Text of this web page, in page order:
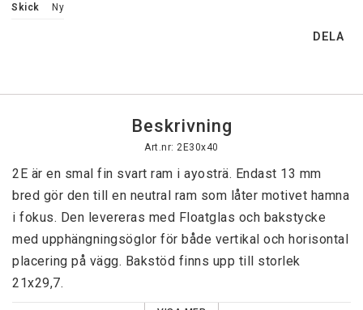
Skick Ny
DELA
Beskrivning
Art.nr: 2E30x40
2E är en smal fin svart ram i ayosträ. Endast 13 mm
bred gör den till en neutral ram som låter motivet hamna
i fokus. Den levereras med Floatglas och bakstycke
med upphängningsöglor för både vertikal och horisontal
placering på vägg. Bakstöd finns upp till storlek
21x29,7.